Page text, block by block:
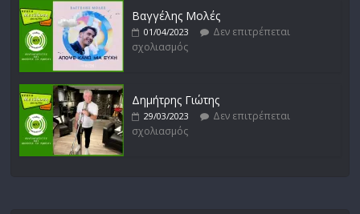
Βαγγέλης Μολές
01/04/2023
Δεν επιτρέπεται
σχολιασμός
Δημήτρης Γιώτης
29/03/2023
Δεν επιτρέπεται
σχολιασμός